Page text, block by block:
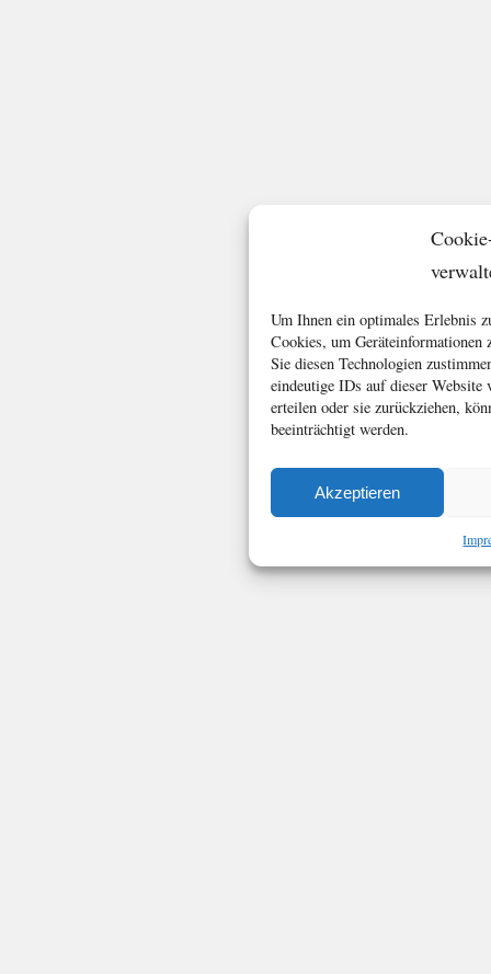
Um Ihnen ein optimales Erlebnis
Cookies, um Geräteinformationen
Sie diesen Technologien
eindeutige IDs auf dieser
erteilen oder sie zurückziehen,
beeinträchtigt werden.
Akzeptieren